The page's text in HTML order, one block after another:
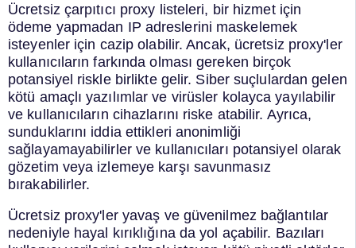
Ücretsiz çarpıtıcı proxy listeleri, bir hizmet için
ödeme yapmadan IP adreslerini maskelemek
isteyenler için cazip olabilir. Ancak, ücretsiz proxy'ler
kullanıcıların farkında olması gereken birçok
potansiyel riskle birlikte gelir. Siber suçlulardan gelen
kötü amaçlı yazılımlar ve virüsler kolayca yayılabilir
ve kullanıcıların cihazlarını riske atabilir. Ayrıca,
sunduklarını iddia ettikleri anonimliği
sağlayamayabilirler ve kullanıcıları potansiyel olarak
gözetim veya izlemeye karşı savunmasız
bırakabilirler.
Ücretsiz proxy'ler yavaş ve güvenilmez bağlantılar
nedeniyle hayal kırıklığına da yol açabilir. Bazıları